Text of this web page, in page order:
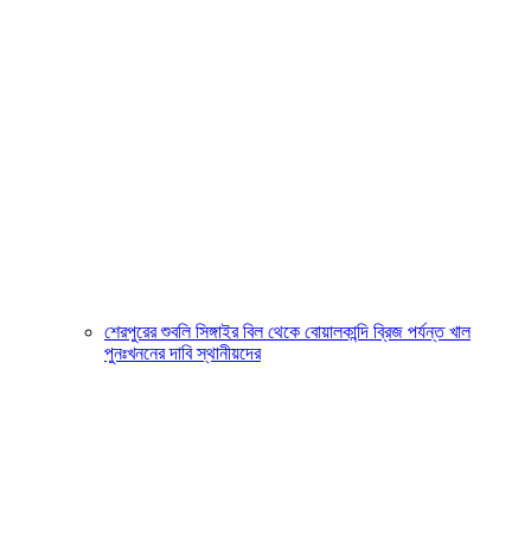
শেরপুরের শুবলি সিঙ্গাইর বিল থেকে বোয়ালকান্দি ব্রিজ পর্যন্ত খাল
পুনঃখননের দাবি স্থানীয়দের